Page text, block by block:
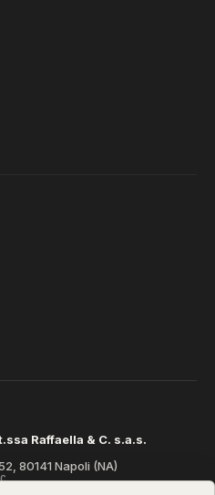
Raffaella & C. s.a.s.
80141 Napoli (NA)